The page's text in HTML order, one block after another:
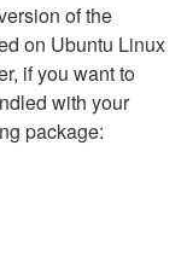
of the
on Ubuntu Linux
if you want to
with your
package: